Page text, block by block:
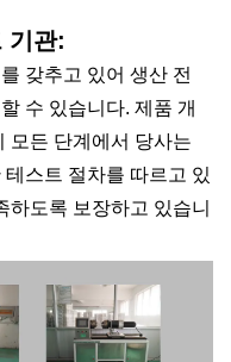
기관:
갖추고 있어 생산 전
수 있습니다. 제품 개
모든 단계에서 당사는
스트 절차를 따르고 있
하도록 보장하고 있습니